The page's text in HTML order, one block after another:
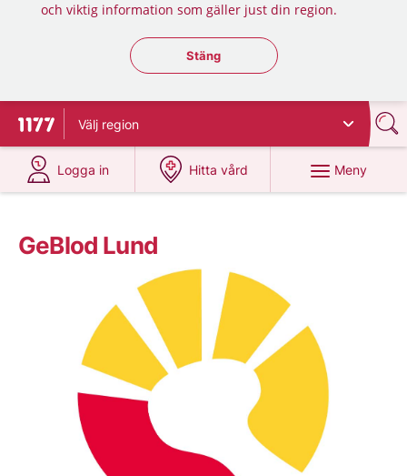
och viktig information som gäller just din region.
Stäng regionsväljaren
Stäng
Till startsidan för 1177
Välj region
Logga in
på 1177.se
Hitta vård
på 1177.se
Meny
GeBlod Lund